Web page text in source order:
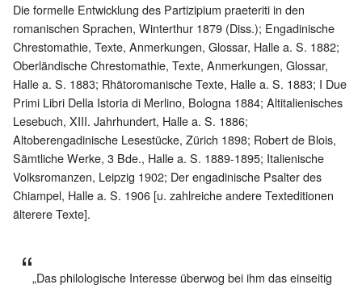
Die formelle Entwicklung des Partizipium praeteriti in den
romanischen Sprachen, Winterthur 1879 (Diss.); Engadinische
Chrestomathie, Texte, Anmerkungen, Glossar, Halle a. S. 1882;
Oberländische Chrestomathie, Texte, Anmerkungen, Glossar,
Halle a. S. 1883; Rhätoromanische Texte, Halle a. S. 1883; I Due
Primi Libri Della Istoria di Merlino, Bologna 1884; Altitalienisches
Lesebuch, XIII. Jahrhundert, Halle a. S. 1886;
Altoberengadinische Lesestücke, Zürich 1898; Robert de Blois,
Sämtliche Werke, 3 Bde., Halle a. S. 1889-1895; Italienische
Volksromanzen, Leipzig 1902; Der engadinische Psalter des
Chiampel, Halle a. S. 1906 [u. zahlreiche andere Texteditionen
älterere Texte].
„Das philologische Interesse überwog bei ihm das einseitig